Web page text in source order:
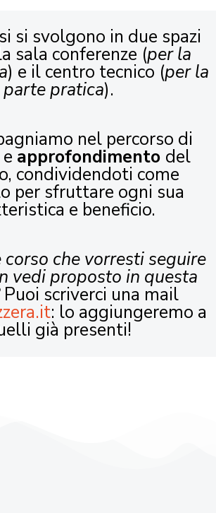
si svolgono in due spazi
sala conferenze (per la
) e il centro tecnico (per la
parte pratica).
nel percorso di
e approfondimento del
condividendoti come
per sfruttare ogni sua
e beneficio.
corso che vorresti seguire
vedi proposto in questa
Puoi scriverci una mail
: lo aggiungeremo a
già presenti!